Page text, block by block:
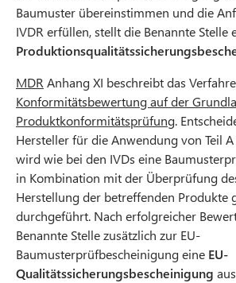
Baumuster übereinstimmen und die
IVDR erfüllen, stellt die Benannte Stelle
MDR Anhang XI beschreibt das
Konformitätsbewertung auf der
Produktkonformitätsprüfung.
Hersteller für die Anwendung von Teil
wird wie bei den IVDs eine
in Kombination mit der Überprüfung
Herstellung der betreffenden Produkte
durchgeführt. Nach erfolgreicher
Benannte Stelle zusätzlich zur EU-
Baumusterprüfbescheinigung eine EU-
Qualitätssicherungsbescheinigung